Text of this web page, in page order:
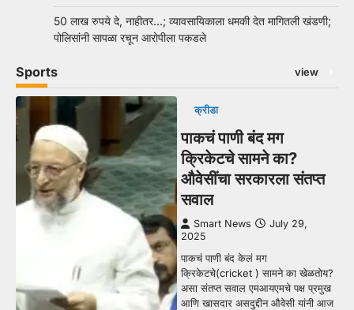
50 लाख रुपये दे, नाहीतर…; व्यावसायिकाला धमकी देत मागितली खंडणी;
पोलिसांनी सापळा रचून आरोपीला पकडले
Sports view
क्रीडा
पाकचं पाणी बंद मग
क्रिकेटचे सामने का?
औवेसींचा सरकारला संतप्त
सवाल
Smart News
July 29,
2025
पाकचं पाणी बंद केलं मग
क्रिकेटचे(cricket ) सामने का खेळतोय?
असा संतप्त सवाल एमआयएमचे पक्ष प्रमुख
आणि खासदार असदुद्दीन औवेसी यांनी आज